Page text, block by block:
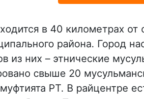
в 40 километрах от
района. Город
из них – этнические
свыше 20
РТ. В райцентре